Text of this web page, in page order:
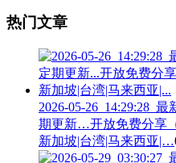
热门文章
2026-05-26_14:29:28_
期更新…开放免费分享
新加坡|台湾|马来西亚|…